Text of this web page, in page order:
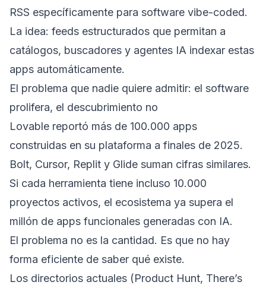
RSS específicamente para software vibe-coded.
La idea: feeds estructurados que permitan a
catálogos, buscadores y agentes IA indexar estas
apps automáticamente.
El problema que nadie quiere admitir: el software
prolifera, el descubrimiento no
Lovable reportó más de 100.000 apps
construidas en su plataforma a finales de 2025.
Bolt, Cursor, Replit y Glide suman cifras similares.
Si cada herramienta tiene incluso 10.000
proyectos activos, el ecosistema ya supera el
millón de apps funcionales generadas con IA.
El problema no es la cantidad. Es que no hay
forma eficiente de saber qué existe.
Los directorios actuales (Product Hunt, There’s